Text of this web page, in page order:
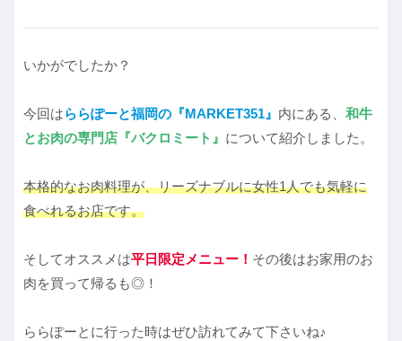
いかがでしたか？
今回はららぽーと福岡の『MARKET351』 内にある、 和牛
とお肉の専門店『バクロミート』 について紹介しました。
本格的なお肉料理が、リーズナブルに女性1人でも気軽に
食べれるお店です。
そしてオススメは平日限定メニュー！ その後はお家用のお
肉を買って帰るも◎！
ららぽーとに行った時はぜひ訪れてみて下さいね♪